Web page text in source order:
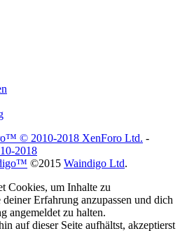
© 2010-2018 XenForo Ltd. -
2018
©2015 Waindigo Ltd.
Cookies, um Inhalte zu
deiner Erfahrung anzupassen und dich
angemeldet zu halten.
auf dieser Seite aufhältst, akzeptierst